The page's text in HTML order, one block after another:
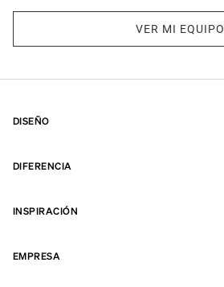
VER MI EQUIPO
DISEÑO
DIFERENCIA
INSPIRACIÓN
EMPRESA